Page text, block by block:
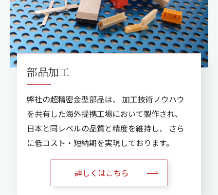
部品加工
弊社の超精密金型部品は、 加工技術ノウハウ
を共有した海外提携工場において製作され、
日本と同レベルの品質と精度を維持し、
さら
に低コスト・短納期を実現しております。
詳しくはこちら